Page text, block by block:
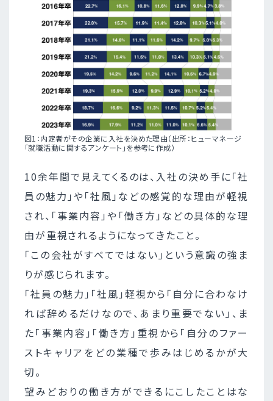
図1：内定者がその企業に入社を決めた理由（出所：ヒューマネージ
「就職活動に関するアンケート」を参考に作成）
10余年間で見えてくるのは、入社の決め手に「社
員の魅力」や「社風」などの感覚的な理由が軽視
され、「事業内容」や「働き方」などの具体的な理
由が重視されるようになってきたこと。
「この会社がすべてではない」という意識の強ま
りが感じられます。
「社員の魅力」「社風」軽視から「自分に合わなけ
れば辞めるだけなので、あまり重要でない」、ま
た「事業内容」「働き方」重視から「自分のファー
ストキャリアをどの業種で歩みはじめるかが大
切。
望みどおりの働き方ができるにこしたことはな